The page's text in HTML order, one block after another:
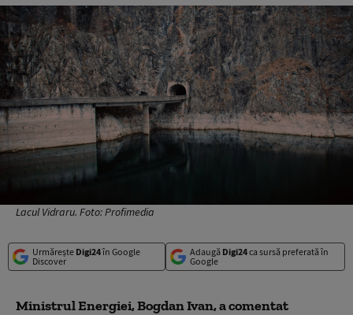
Lacul Vidraru. Foto: Profimedia
Urmărește Digi24în Google
Discover
Adaugă Digi24ca sursă preferată în
Google
Ministrul Energiei, Bogdan Ivan, a comentat